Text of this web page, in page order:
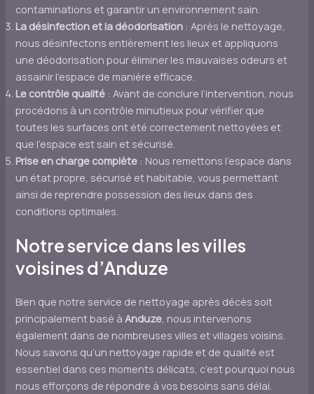
contaminations et garantir un environnement sain.
La désinfection et la déodorisation : Après le nettoyage,
nous désinfectons entièrement les lieux et appliquons
une déodorisation pour éliminer les mauvaises odeurs et
assainir l’espace de manière efficace.
Le contrôle qualité : Avant de conclure l’intervention, nous
procédons à un contrôle minutieux pour vérifier que
toutes les surfaces ont été correctement nettoyées et
que l’espace est sain et sécurisé.
Prise en charge complète : Nous remettons l’espace dans
un état propre, sécurisé et habitable, vous permettant
ainsi de reprendre possession des lieux dans des
conditions optimales.
Notre service dans les villes
voisines d’Anduze
Bien que notre service de nettoyage après décès soit
principalement basé àAnduze, nous intervenons
également dans de nombreuses villes et villages voisins.
Nous savons qu’un nettoyage rapide et de qualité est
essentiel dans ces moments délicats, c’est pourquoi nous
nous efforçons de répondre à vos besoins sans délai.